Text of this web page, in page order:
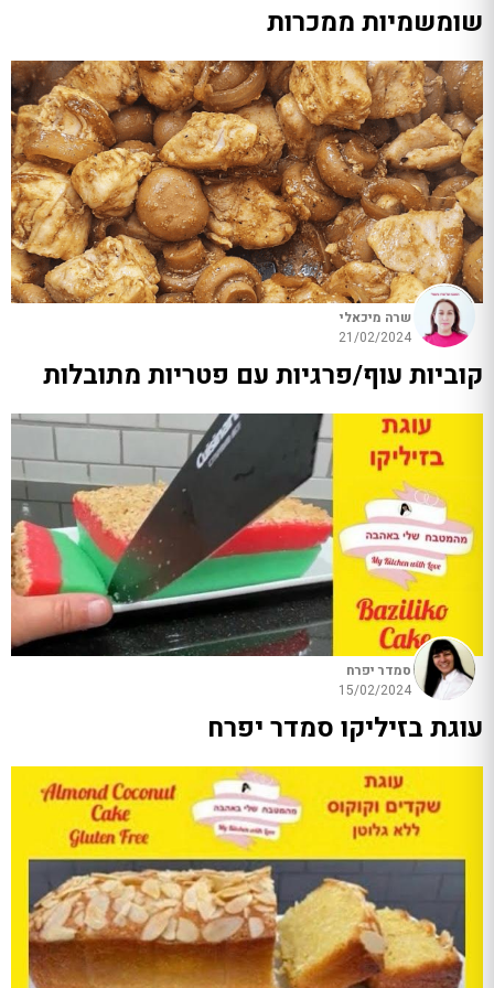
שומשמיות ממכרות
שרה מיכאלי
21/02/2024
קוביות עוף/פרגיות עם פטריות מתובלות
סמדר יפרח
15/02/2024
עוגת בזיליקו סמדר יפרח